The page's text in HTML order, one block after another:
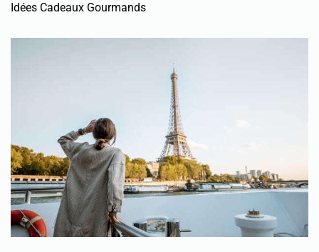
Idées Cadeaux Gourmands